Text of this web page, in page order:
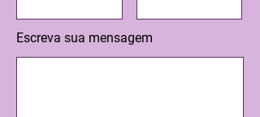
Escreva sua mensagem